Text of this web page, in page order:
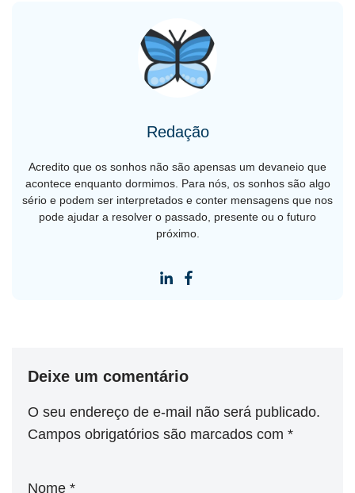
Redação
Acredito que os sonhos não são apensas um devaneio que
acontece enquanto dormimos. Para nós, os sonhos são algo
sério e podem ser interpretados e conter mensagens que nos
pode ajudar a resolver o passado, presente ou o futuro
próximo.
Deixe um comentário
O seu endereço de e-mail não será publicado.
Campos obrigatórios são marcados com *
Nome *